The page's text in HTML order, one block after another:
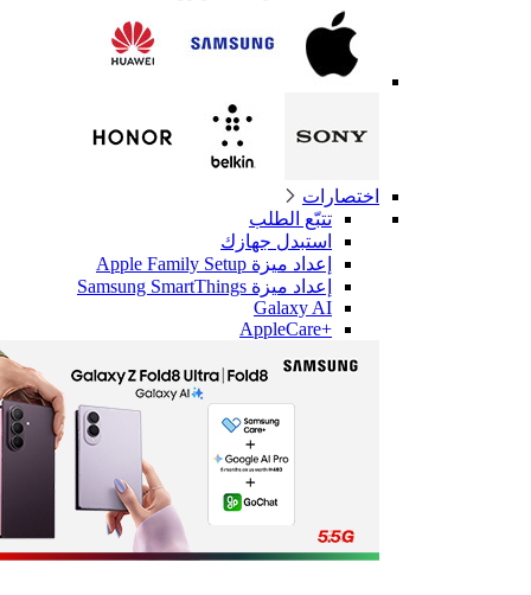
اختصارات
تتبّع الطلب
استبدل جهازك
إعداد ميزة Apple Family Setup
إعداد ميزة Samsung SmartThings
Galaxy AI